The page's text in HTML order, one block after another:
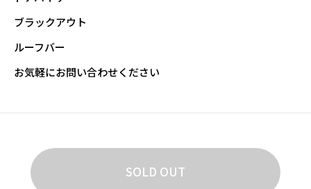
ブラックアウト
ルーフバー
お気軽にお問い合わせください
SOLD OUT